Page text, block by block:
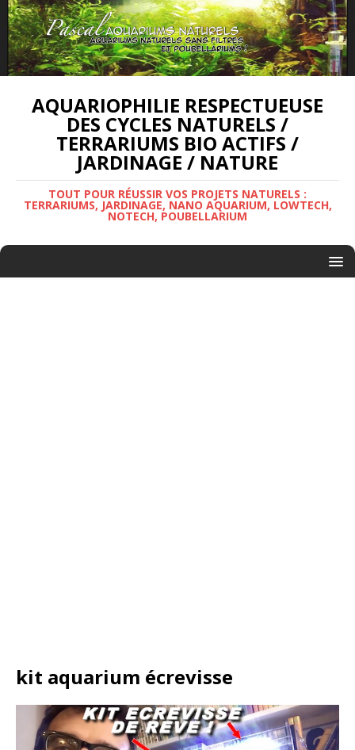
AQUARIOPHILIE RESPECTUEUSE
DES CYCLES NATURELS /
TERRARIUMS BIO ACTIFS /
JARDINAGE / NATURE
TOUT POUR RÉUSSIR VOS PROJETS NATURELS :
TERRARIUMS, JARDINAGE, NANO AQUARIUM, LOWTECH,
NOTECH, POUBELLARIUM
kit aquarium écrevisse